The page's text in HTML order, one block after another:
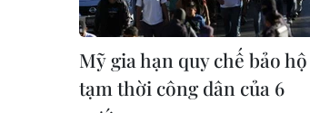
Mỹ gia hạn quy chế bảo hộ
tạm thời công dân của 6